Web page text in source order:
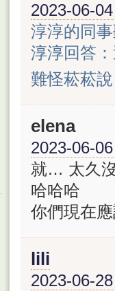
2023-06-
淳淳的同
淳淳回答
難怪菘菘
elena
2023-06-
就… 太久
哈哈哈
你們現在
lili
2023-06-